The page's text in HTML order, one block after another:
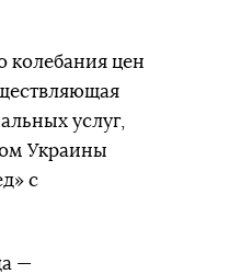
колебания цен
услуг,
Украины
с
—